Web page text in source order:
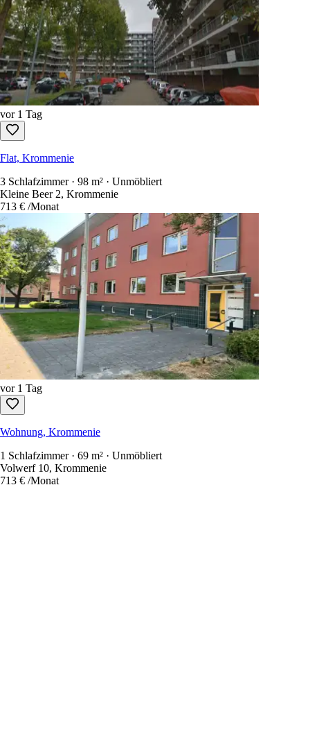
vor 1 Tag
Flat, Krommenie
3 Schlafzimmer · 98 m² · Unmöbliert
Kleine Beer 2, Krommenie
713 € /Monat
vor 1 Tag
Wohnung, Krommenie
1 Schlafzimmer · 69 m² · Unmöbliert
Volwerf 10, Krommenie
713 € /Monat